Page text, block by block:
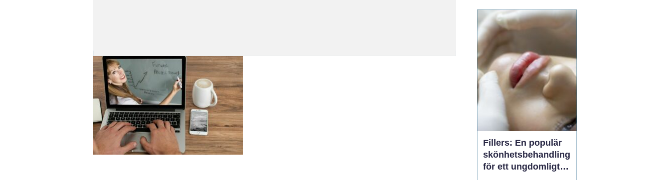
smycket inte längre
passar dagens stilar? I
Göteborg med omnejd
Fillers: En populär
skönhetsbehandling
för ett ungdomligt